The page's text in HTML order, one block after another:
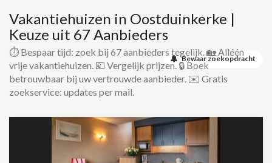
Bewaar zoekopdracht
Vakantiehuizen in Oostduinkerke |
Keuze uit 67 Aanbieders
⏱️ Bespaar tijd: zoek bij 67 aanbieders tegelijk. 🏡 Alléén
vrije vakantiehuizen. 💶 Vergelijk prijzen. 🔒 Boek
betrouwbaar bij uw vertrouwde aanbieder. ✉️ Gratis
zoekservice: updates per mail.